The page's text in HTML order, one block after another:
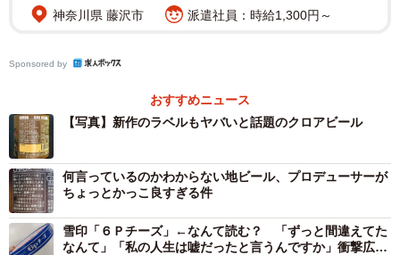
まずは片岡さんの投稿（2月5日）を紹介しよう。
駅前で学生が旅費の数万円入った封筒を落として泣いてい
た。たまらず俺は数万円を渡したことがあった。名前は言
わないのが俺だ。しかしその学生が俺の看板を見つけ金を
返しにきた。しかも多く入っていた。今度はその学生の身
神奈川県 藤沢市
派遣社員：時給1,300円～
Sponsored by
おすすめニュース
【写真】新作のラベルもヤバいと話題のクロアビール
何言っているのかわからない地ビール、プロデューサーが
ちょっとかっこ良すぎる件
雪印「６Ｐチーズ」←なんて読む？ 「ずっと間違えてた
なんて」「私の人生は嘘だったと言うんですか」衝撃広が